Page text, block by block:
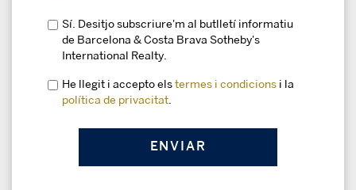
Sí. Desitjo subscriure'm al butlletí informatiu
de Barcelona & Costa Brava Sotheby's
International Realty.
He llegit i accepto els termes i condicions i la
política de privacitat